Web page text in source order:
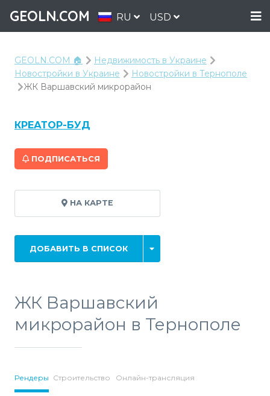
GEOLN.COM RU USD
GEOLN.COM 🏠
Недвижимость в Украине
Новостройки в Украине
Новостройки в Тернополе
ЖК Варшавский микрорайон
КРЕАТОР-БУД
ПОДПИСАТЬСЯ
НА КАРТЕ
ДОБАВИТЬ В СПИСОК
ЖК Варшавский
микрорайон в Тернополе
Рендеры Строительство Онлайн-трансляция